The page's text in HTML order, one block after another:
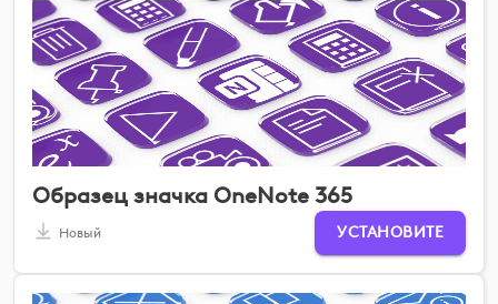
Образец значка OneNote 365
Новый УСТАНОВИТЕ